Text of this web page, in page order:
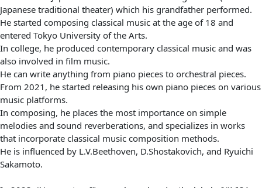
Japanese traditional theater) which his grandfather performed.
He started composing classical music at the age of 18 and
entered Tokyo University of the Arts.
In college, he produced contemporary classical music and was
also involved in film music.
He can write anything from piano pieces to orchestral pieces.
From 2021, he started releasing his own piano pieces on various
music platforms.
In composing, he places the most importance on simple
melodies and sound reverberations, and specializes in works
that incorporate classical music composition methods.
He is influenced by L.V.Beethoven, D.Shostakovich, and Ryuichi
Sakamoto.